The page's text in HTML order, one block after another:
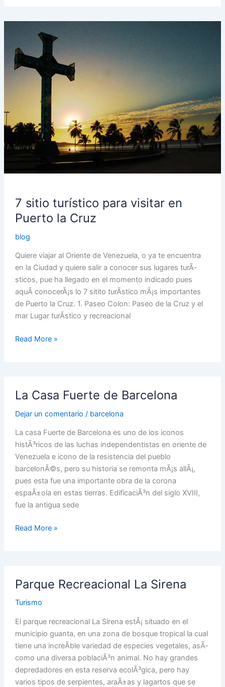
7 sitio turístico para visitar en
Puerto la Cruz
blog
Quiere viajar al Oriente de Venezuela, o ya te encuentra
en la Ciudad y quiere salir a conocer sus lugares turÃ­
sticos, pue ha llegado en el momento indicado pues
aquÃ­ conocerÃ¡s lo 7 sitito turÃ­stico mÃ¡s importantes
de Puerto la Cruz. 1. Paseo Colon: Paseo de la Cruz y el
mar Lugar turÃ­stico y recreacional
turístico
para
Cruz
Read More »
La Casa Fuerte de Barcelona
Dejar un comentario / barcelona
La casa Fuerte de Barcelona es uno de los iconos
histÃ³ricos de las luchas independentistas en oriente de
Venezuela e icono de la resistencia del pueblo
barcelonÃ©s, pero su historia se remonta mÃ¡s allÃ¡,
pues esta fue una importante obra de la corona
espaÃ±ola en estas tierras. EdificaciÃ³n del siglo XVIII,
fue la antigua sede
Casa
de
Barcelona
Read More »
Parque Recreacional La Sirena
Turismo
El parque recreacional La Sirena estÃ¡ situado en el
municipio guanta, en una zona de bosque tropical la cual
tiene una increÃ­ble variedad de especies vegetales, asÃ­
como una diversa poblaciÃ³n animal. No hay grandes
depredadores en esta reserva ecolÃ³gica, pero hay
varios tipos de serpientes, araÃ±as y lagartos que se
Recreacional
Sirena